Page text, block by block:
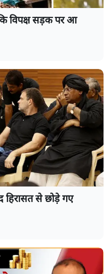
विपक्ष सड़क पर आ
हिरासत से छोड़े गए